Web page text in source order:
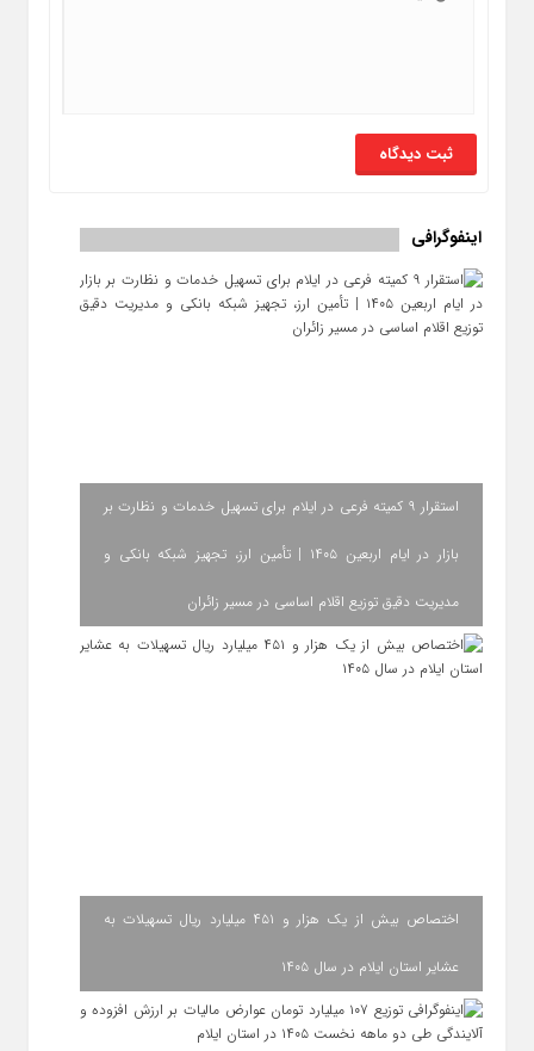
اینفوگرافی
استقرار ۹ کمیته فرعی در ایلام برای تسهیل خدمات و نظارت بر
بازار در ایام اربعین ۱۴۰۵ | تأمین ارز، تجهیز شبکه بانکی و
مدیریت دقیق توزیع اقلام اساسی در مسیر زائران
اختصاص بیش از یک هزار و ۴۵۱ میلیارد ریال تسهیلات به
عشایر استان ایلام در سال ۱۴۰۵